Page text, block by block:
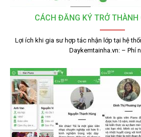
CÁCH ĐĂNG KÝ TRỞ THÀNH
Lợi ích khi gia sư hợp tác nhận lớp tại hệ
Daykemtainha.vn: – Phí